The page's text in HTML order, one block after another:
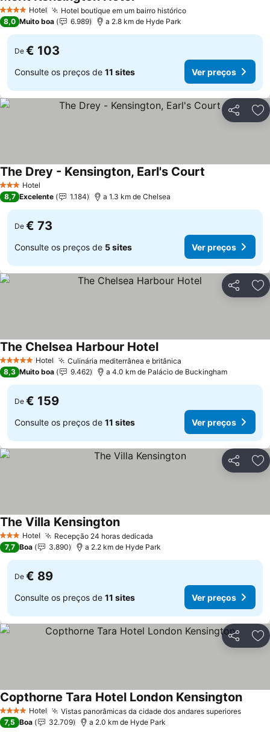
4 EstrelasHotel Hotel boutique em um bairro histórico
8,0 Muito boa 6.989 a 2.8 km de Hyde Park
De € 103
Consulte os preços de 11 sites Ver preços
Partilhar
3 EstrelasHotel
The Drey - Kensington, Earl's Court
8,7 Excelente 1.184 a 1.3 km de Chelsea
De € 73
Consulte os preços de 5 sites Ver preços
Partilhar
5 Estrelas Hotel Culinária mediterrânea e britânica
The Chelsea Harbour Hotel
8,3 Muito boa 9.462 a 4.0 km de Palácio de Buckingham
De € 159
Consulte os preços de 11 sites Ver preços
Partilhar
3 EstrelasHotel Recepção 24 horas dedicada
The Villa Kensington
7,7 Boa 3.890 a 2.2 km de Hyde Park
De € 89
Consulte os preços de 11 sites Ver preços
Partilhar
4 EstrelasHotel Vistas panorâmicas da cidade dos andares superiores
Copthorne Tara Hotel London Kensington
7,5 Boa 32.709 a 2.0 km de Hyde Park